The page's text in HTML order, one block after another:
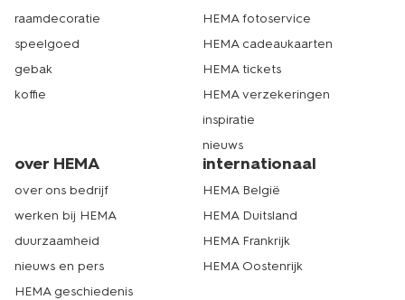
raamdecoratie
speelgoed
gebak
koffie
HEMA fotoservice
HEMA cadeaukaarten
HEMA tickets
HEMA verzekeringen
inspiratie
nieuws
over HEMA
over ons bedrijf
werken bij HEMA
duurzaamheid
nieuws en pers
HEMA geschiedenis
internationaal
HEMA België
HEMA Duitsland
HEMA Frankrijk
HEMA Oostenrijk